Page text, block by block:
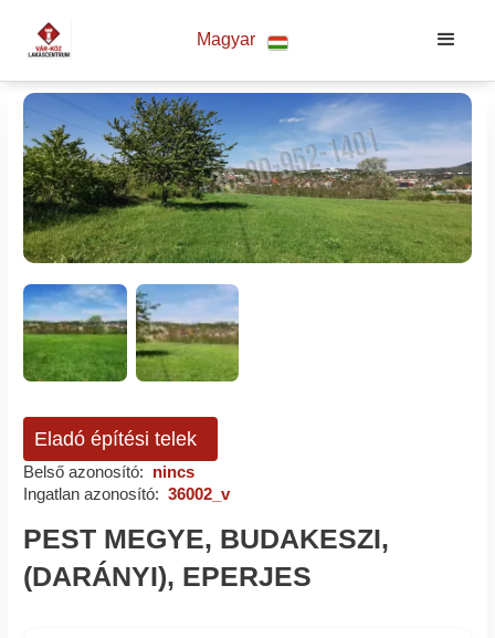
Magyar
Eladó építési telek
Belső azonosító: nincs
Ingatlan azonosító: 36002_v
PEST MEGYE, BUDAKESZI,
(DARÁNYI), EPERJES